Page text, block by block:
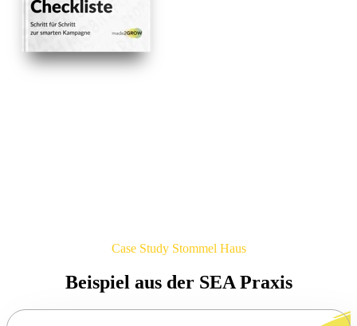
Case Study Stommel Haus
Beispiel aus der SEA Praxis